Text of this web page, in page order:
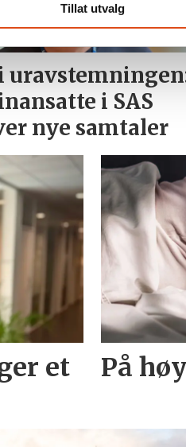
Tillat utvalg
i SAS
nye samtaler
et
På